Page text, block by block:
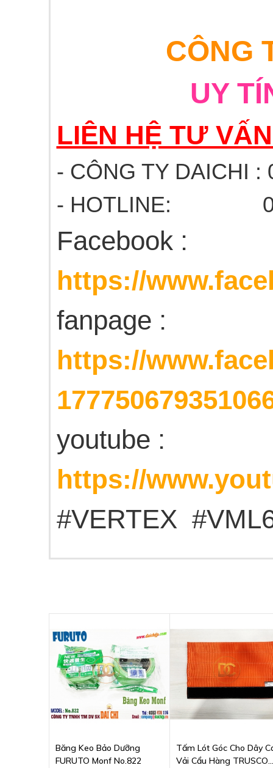
CÔNG
UY
LIÊN HỆ TƯ
- CÔNG TY DAICHI
- HOTLINE:
Facebook :
https://
fanpage :
https://
youtube :
https://
#VERTEX
Băng Keo Bảo Dưỡng
FURUTO Monf No.822
Tấm Lót Góc Cho Dây
Vải Cẩu Hàng TRUSCO